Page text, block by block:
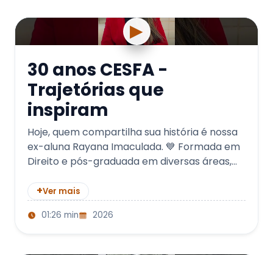
▶
30 anos CESFA -
Trajetórias que
inspiram
Hoje, quem compartilha sua história é nossa
ex-aluna Rayana Imaculada. 💙 Formada em
Direito e pós-graduada em diversas áreas,
+Ver mais
01:26 min 2026